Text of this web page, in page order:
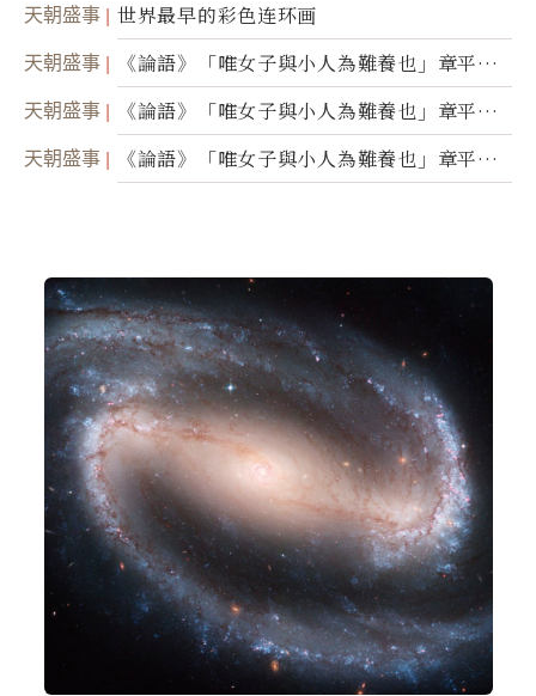
天朝盛事 世界最早的彩色连环画
天朝盛事
《論語》「唯女子與小人為難養也」章平議
（三）
天朝盛事
《論語》「唯女子與小人為難養也」章平議
（二）
天朝盛事
《論語》「唯女子與小人為難養也」章平議
（一）